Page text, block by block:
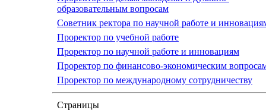
образовательным вопросам
Советник ректора по научной работе и
Проректор по учебной работе
Проректор по научной работе и инновациям
Проректор по финансово-экономическим
Проректор по международному сотрудничеству
Страницы